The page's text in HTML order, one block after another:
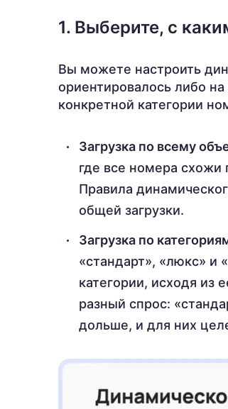
1. Выберите, с
Вы можете настроить
ориентировалось либо на
конкретной категории
Загрузка по всему
где все номера схожи
Правила
общей загрузки.
Загрузка по
«стандарт», «люкс» и
категории, исходя из
разный спрос:
дольше, и для них